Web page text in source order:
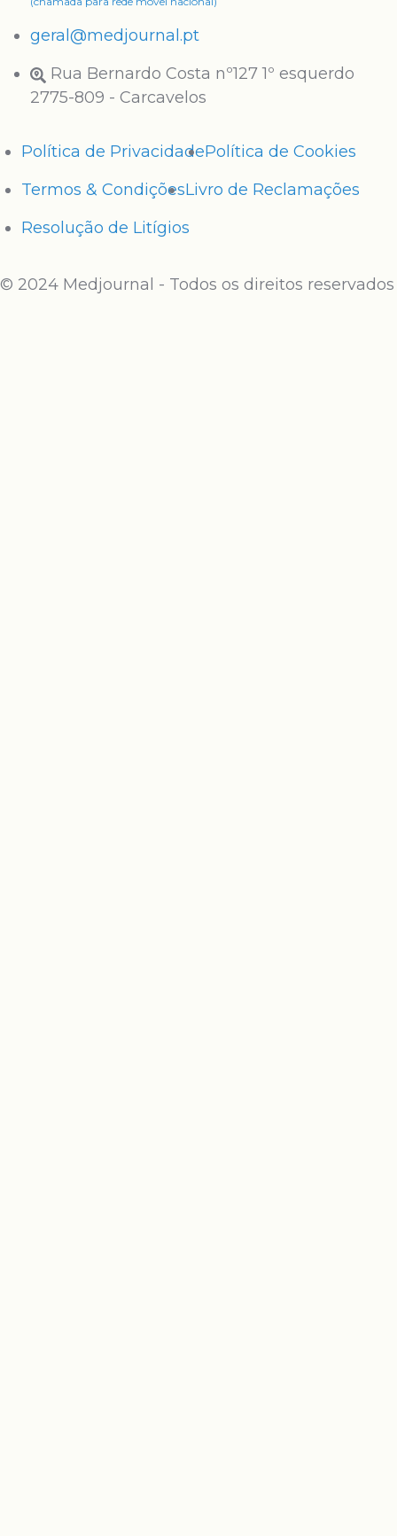
geral@medjournal.pt
Rua Bernardo Costa nº127 1º esquerdo
2775-809 - Carcavelos
Política de PrivacidadePolítica de Cookies
Termos & CondiçõesLivro de Reclamações
Resolução de Litígios
© 2024 Medjournal - Todos os direitos reservados